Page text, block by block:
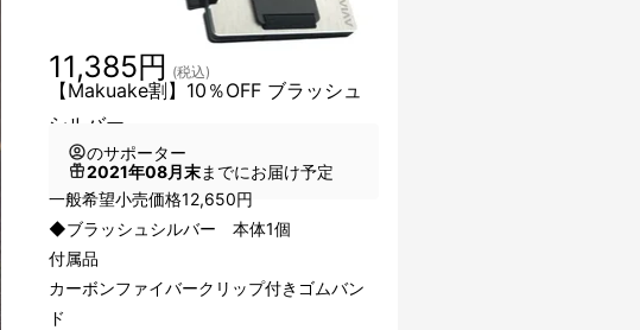
【Makuake割】10％OFF ブラッシュ
シルバー
11,385円 (税込)
のサポーター
2021年08月末までにお届け予定
一般希望小売価格12,650円
◆ブラッシュシルバー 本体1個
付属品
カーボンファイバークリップ付きゴムバン
ド